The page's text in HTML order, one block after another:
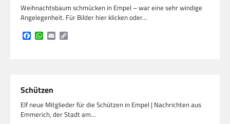
Weihnachtsbaum schmücken in Empel – war eine sehr windige
Angelegenheit. Für Bilder hier klicken oder…
Facebook
WhatsApp
Email
Schützen
Elf neue Mitglieder für die Schützen in Empel | Nachrichten aus
Emmerich, der Stadt am…